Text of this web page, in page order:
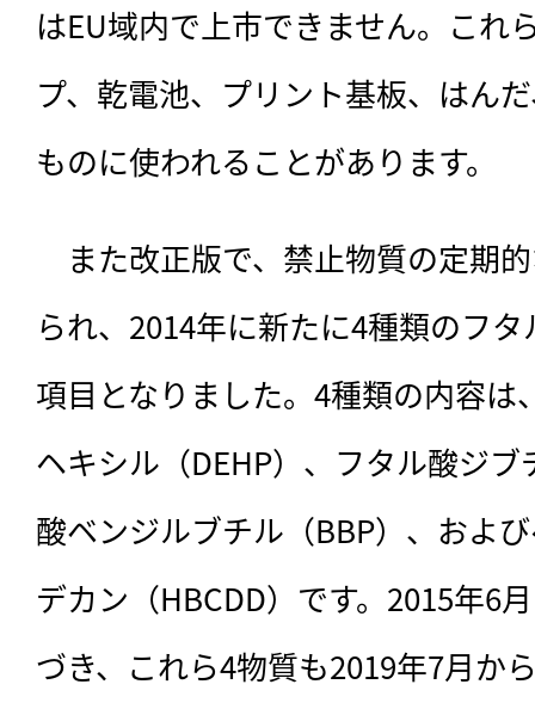
はEU域内で上市できません。これ
プ、乾電池、プリント基板、はん
ものに使われることがあります。
また改正版で、禁止物質の定期
られ、2014年に新たに4種類のフ
項目となりました。4種類の内容は
ヘキシル（DEHP）、フタル酸ジ
酸ベンジルブチル（BBP）、およ
デカン（HBCDD）です。2015年6
づき、これら4物質も2019年7月か